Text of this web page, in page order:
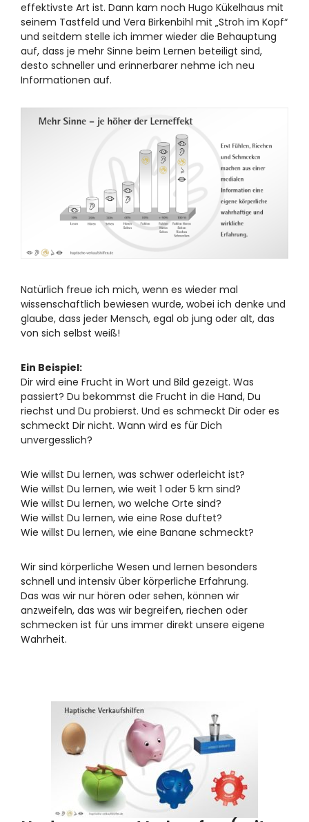
effektivste Art ist. Dann kam noch Hugo Kükelhaus mit
seinem Tastfeld und Vera Birkenbihl mit „Stroh im Kopf“
und seitdem stelle ich immer wieder die Behauptung
auf, dass je mehr Sinne beim Lernen beteiligt sind,
desto schneller und erinnerbarer nehme ich neu
Informationen auf.
Natürlich freue ich mich, wenn es wieder mal
wissenschaftlich bewiesen wurde, wobei ich denke und
glaube, dass jeder Mensch, egal ob jung oder alt, das
von sich selbst weiß!
Ein Beispiel:
Dir wird eine Frucht in Wort und Bild gezeigt. Was
passiert? Du bekommst die Frucht in die Hand, Du
riechst und Du probierst. Und es schmeckt Dir oder es
schmeckt Dir nicht. Wann wird es für Dich
unvergesslich?
Wie willst Du lernen, was schwer oderleicht ist?
Wie willst Du lernen, wie weit 1 oder 5 km sind?
Wie willst Du lernen, wo welche Orte sind?
Wie willst Du lernen, wie eine Rose duftet?
Wie willst Du lernen, wie eine Banane schmeckt?
Wir sind körperliche Wesen und lernen besonders
schnell und intensiv über körperliche Erfahrung.
Das was wir nur hören oder sehen, können wir
anzweifeln, das was wir begreifen, riechen oder
schmecken ist für uns immer direkt unsere eigene
Wahrheit.